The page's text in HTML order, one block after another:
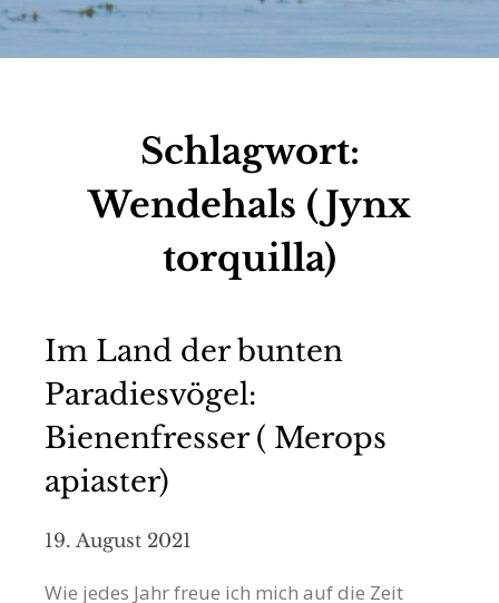
Schlagwort:
Wendehals (Jynx
torquilla)
Im Land der bunten
Paradiesvögel:
Bienenfresser ( Merops
apiaster)
19. August 2021
Wie jedes Jahr freue ich mich auf die Zeit